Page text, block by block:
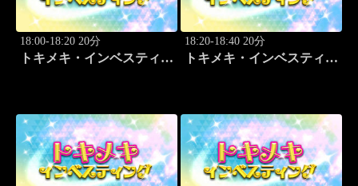
18:00-18:20 20分
トキメキ・インベスティン
18:20-18:40 20分
トキメキ・インベスティン